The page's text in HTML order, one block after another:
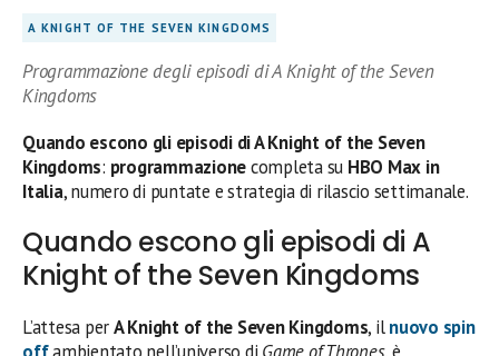
A KNIGHT OF THE SEVEN KINGDOMS
Programmazione degli episodi di A Knight of the Seven
Kingdoms
Quando escono gli episodi di A Knight of the Seven
Kingdoms: programmazionecompleta su HBO Max in
Italia, numero di puntate e strategia di rilascio settimanale.
Quando escono gli episodi di A
Knight of the Seven Kingdoms
L’attesa perA Knight of the Seven Kingdoms, ilnuovo spin
offambientato nell’universo di Game of Thrones, è